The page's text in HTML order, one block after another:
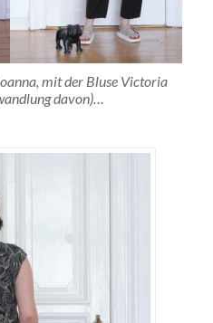
mit der Bluse Victoria
davon)…